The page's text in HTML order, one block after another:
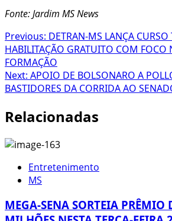
Fonte: Jardim MS News
Post
navigation
Previous: DETRAN-MS LANÇA CURSO
HABILITAÇÃO GRATUITO COM
FORMAÇÃO
Next: APOIO DE BOLSONARO A
BASTIDORES DA CORRIDA AO
Relacionadas
Entretenimento
MS
MEGA-SENA SORTEIA PRÊMIO